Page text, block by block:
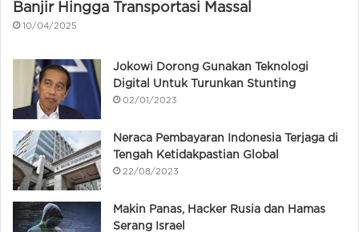
Banjir Hingga Transportasi Massal
10/04/2025
Jokowi Dorong Gunakan Teknologi
Digital Untuk Turunkan Stunting
02/01/2023
Neraca Pembayaran Indonesia Terjaga di
Tengah Ketidakpastian Global
22/08/2023
Makin Panas, Hacker Rusia dan Hamas
Serang Israel